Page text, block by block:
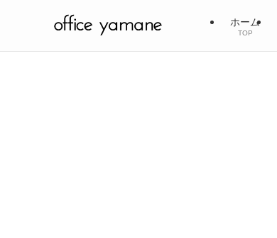
ホーム
TOP